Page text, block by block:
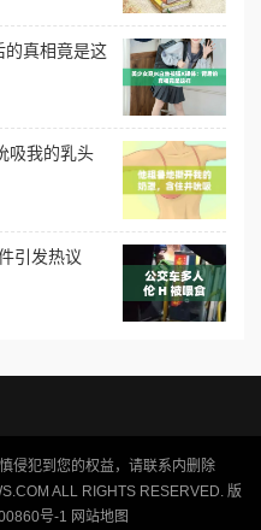
的真相竟是这
吸我的乳头
引发热议
侵犯到您的权益，请联系内删除
ALL RIGHTS RESERVED. 版
号-1 网站地图